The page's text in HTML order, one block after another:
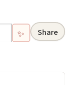
✨ Share